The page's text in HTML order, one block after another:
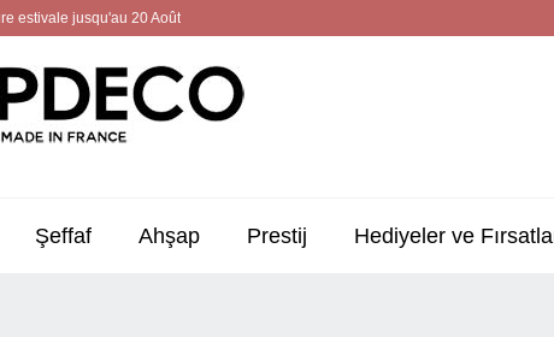
estivale jusqu'au 20 Août
Şeffaf Ahşap Prestij Hediyeler ve